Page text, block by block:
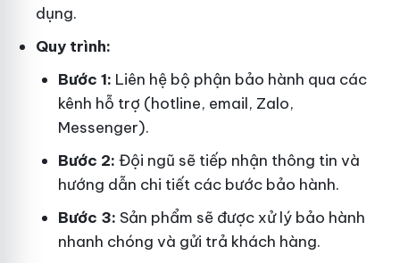
dụng.
Quy trình:
Bước 1: Liên hệ bộ phận bảo hành qua các
kênh hỗ trợ (hotline, email, Zalo,
Messenger).
Bước 2: Đội ngũ sẽ tiếp nhận thông tin và
hướng dẫn chi tiết các bước bảo hành.
Bước 3: Sản phẩm sẽ được xử lý bảo hành
nhanh chóng và gửi trả khách hàng.